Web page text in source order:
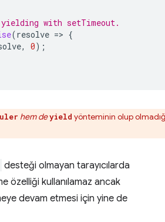
with setTimeout.
(resolve => {
, 0);
hem deyield yönteminin olup
desteği olmayan tarayıcılarda
özelliği kullanılamaz ancak
devam etmesi için yine de